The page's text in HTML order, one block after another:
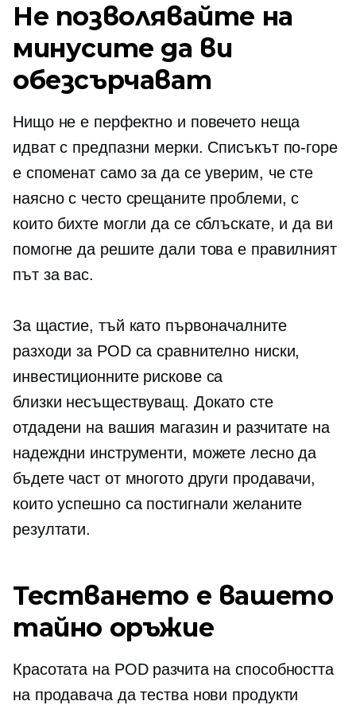
Не позволявайте на
минусите да ви
обезсърчават
Нищо не е перфектно и повечето неща
идват с предпазни мерки. Списъкът по-горе
е споменат само за да се уверим, че сте
наясно с често срещаните проблеми, с
които бихте могли да се сблъскате, и да ви
помогне да решите дали това е правилният
път за вас.
За щастие, тъй като първоначалните
разходи за POD са сравнително ниски,
инвестиционните рискове са
близки несъществуващ. Докато сте
отдадени на вашия магазин и разчитате на
надеждни инструменти, можете лесно да
бъдете част от многото други продавачи,
които успешно са постигнали желаните
резултати.
Тестването е вашето
тайно оръжие
Красотата на POD разчита на способността
на продавача да тества нови продукти